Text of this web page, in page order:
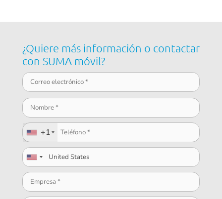
¿Quiere más información o contactar
con SUMA móvil?
+1